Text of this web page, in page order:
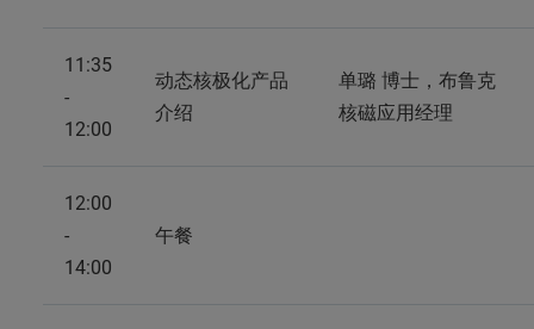
11:35
-
12:00
动态核极化产品
介绍
单璐 博士，布鲁克
核磁应用经理
12:00
-
14:00
午餐